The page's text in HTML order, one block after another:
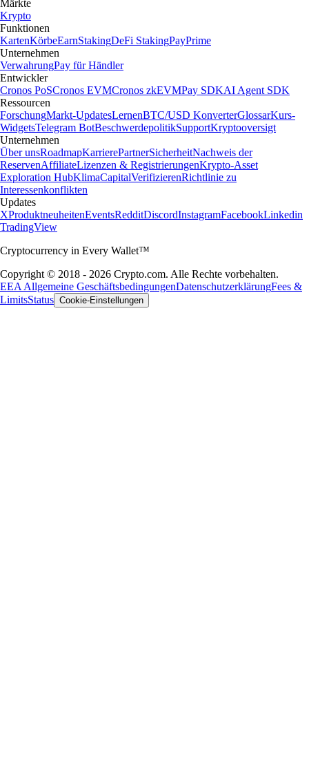
Märkte
Krypto
Funktionen
KartenKörbeEarnStakingDeFi StakingPayPrime
Unternehmen
VerwahrungPay für Händler
Entwickler
Cronos PoSCronos EVMCronos zkEVMPay SDKAI Agent SDK
Ressourcen
ForschungMarkt-UpdatesLernenBTC/USD KonverterGlossarKurs-
WidgetsTelegram BotBeschwerdepolitikSupportKryptooversigt
Unternehmen
Über unsRoadmapKarrierePartnerSicherheitNachweis der
ReservenAffiliateLizenzen & RegistrierungenKrypto-Asset
Exploration HubKlimaCapitalVerifizierenRichtlinie zu
Interessenkonflikten
Updates
XProduktneuheitenEventsRedditDiscordInstagramFacebookLinkedin
TradingView
Cryptocurrency in Every Wallet™
Copyright © 2018 - 2026 Crypto.com. Alle Rechte vorbehalten.
EEA Allgemeine GeschäftsbedingungenDatenschutzerklärungFees &
LimitsStatus Cookie-Einstellungen